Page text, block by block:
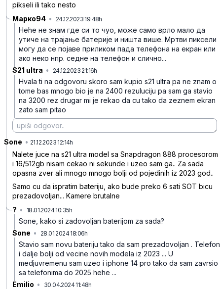
pikseli ili tako nesto
Марко94 • 24.12.2023 19:48h
Неће не знам где си то чуо, може само врло мало да
утиче на трајање батерије и ништа више. Мртви пиксели
могу да се појаве приликом пада телефона на екран или
ако неко нпр. седне на телефон и слично...
S21 ultra • 24.12.2023 21:16h
Hvala ti na odgovoru skoro sam kupio s21 ultra pa ne znam o
tome bas mnogo bio je na 2400 rezuluciju pa sam ga stavio
na 3200 rez drugar mi je rekao da cu tako da zeznem ekran
zato sam pitao
Sone • 21.12.2023 12:14h
Nalete juce na s21 ultra model sa Snapdragon 888 procesorom
i 16/512gb nisam cekao ni sekunde i uzeo sam ga.. Za sada
opasna zver ali mnogo mnogo bolji od pojedinih iz 2023 god..
Samo cu da ispratim bateriju, ako bude preko 6 sati SOT bicu
prezadovoljan... Kamere brutalne
? • 18.01.2024 10:35h
Sone, kako si zadovoljan baterijom za sada?
Sone • 28.01.2024 18:06h
Stavio sam novu bateriju tako da sam prezadovoljan . Telefon
i dalje bolji od vecine novih modela iz 2023 ... U
medjuvremenu sam uzeo i iphone 14 pro tako da sam zavrsio
sa telefonima do 2025 hehe ...
Emilio • 30.04.2024 11:48h